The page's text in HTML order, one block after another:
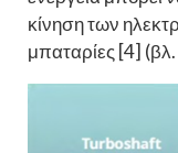
κίνηση των
μπαταρίες [4]